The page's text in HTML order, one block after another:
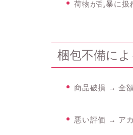
荷物が乱暴に扱
梱包不備に
商品破損 → 全
悪い評価 → ア